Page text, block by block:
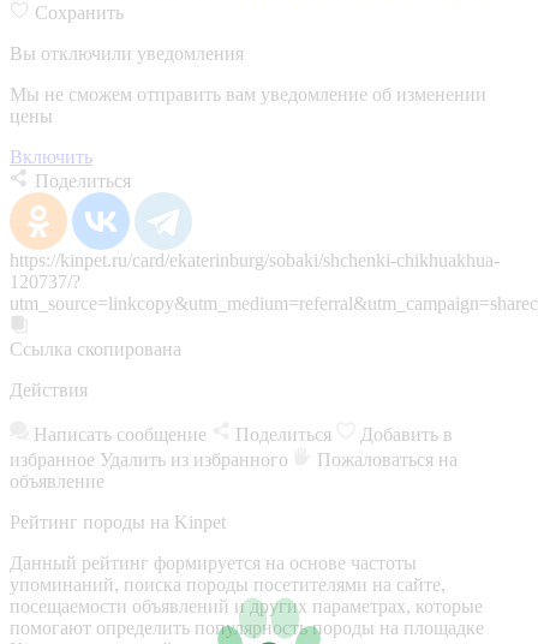
Сохранить
Вы отключили уведомления
Мы не сможем отправить вам уведомление об изменении
цены
Включить
Поделиться
https://kinpet.ru/card/ekaterinburg/sobaki/shchenki-chikhuakhua-
120737/?
Ссылка скопирована
Действия
Написать сообщение Поделиться
Добавить в
избранное Удалить из избранного
Пожаловаться на
объявление
Рейтинг породы на Kinpet
Данный рейтинг формируется на основе частоты
упоминаний, поиска породы посетителями на сайте,
посещаемости объявлений и других параметрах, которые
помогают определить популярность породы на площадке